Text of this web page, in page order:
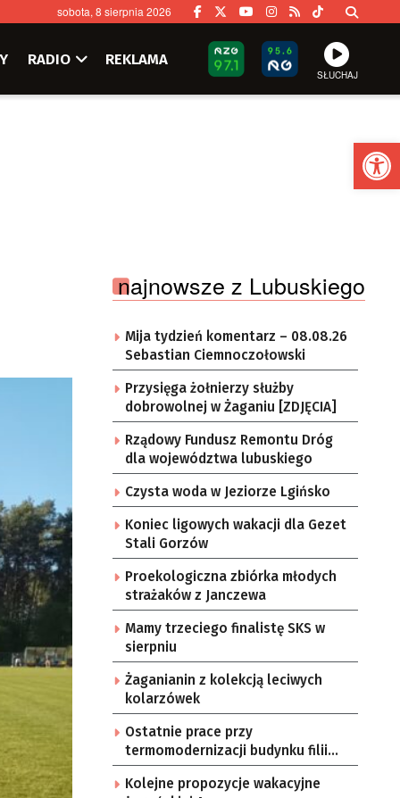
sobota, 8 sierpnia 2026
RADIO REKLAMA
SŁUCHAJ
najnowsze z Lubuskiego
Mija tydzień komentarz – 08.08.26
Sebastian Ciemnoczołowski
Przysięga żołnierzy służby
dobrowolnej w Żaganiu [ZDJĘCIA]
Rządowy Fundusz Remontu Dróg
dla województwa lubuskiego
Czysta woda w Jeziorze Lgińsko
Koniec ligowych wakacji dla Gezet
Stali Gorzów
Proekologiczna zbiórka młodych
strażaków z Janczewa
Mamy trzeciego finalistę SKS w
sierpniu
Żaganianin z kolekcją leciwych
kolarzówek
Ostatnie prace przy
termomodernizacji budynku filii
żarskiego przedszkola Bajka
Kolejne propozycje wakacyjne